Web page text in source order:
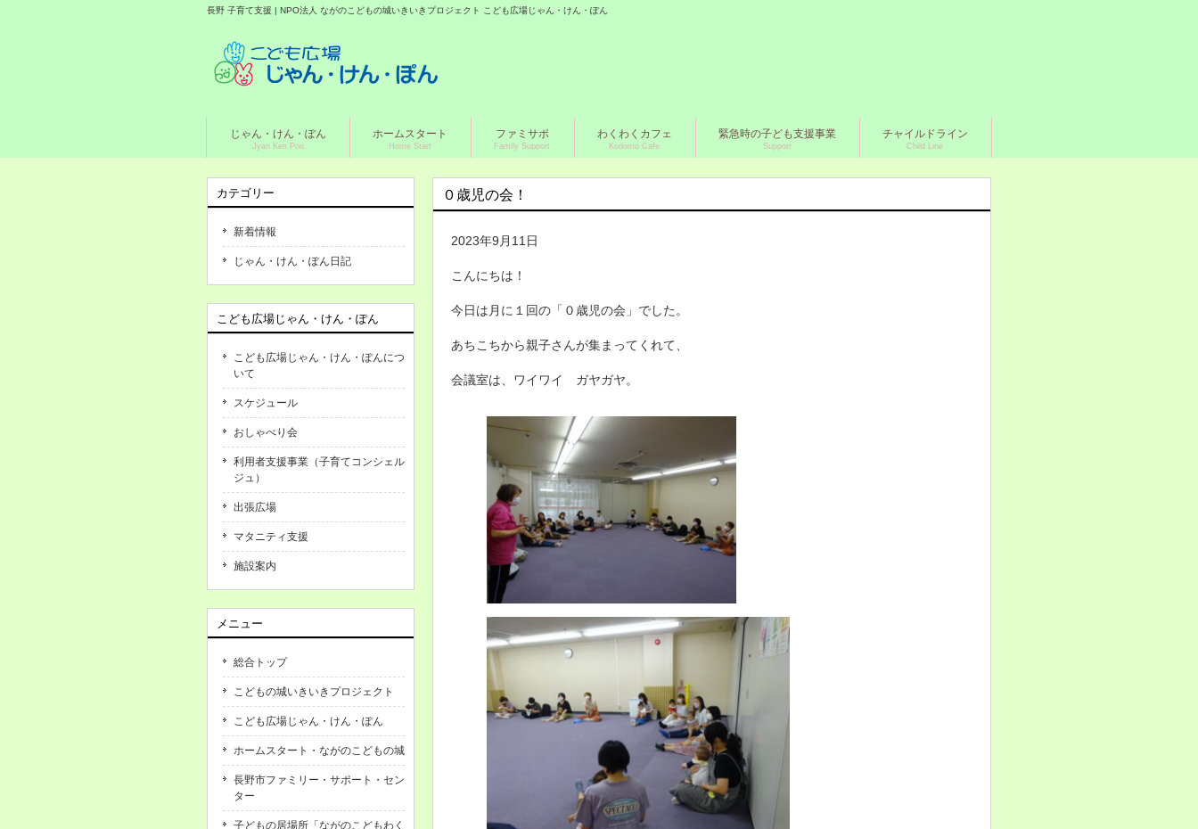
長野 子育て支援 | NPO法人 ながのこどもの城いきいきプロジェクト こども広場じゃん・けん・ぽん
じゃん・けん・ぽん
Jyan Ken Pon
ホームスタート
Home Start
ファミサポ
Family Support
わくわくカフェ
Kodomo Cafe
緊急時の子ども支援事業
Support
チャイルドライン
Child Line
０歳児の会！
2023年9月11日
こんにちは！
今日は月に１回の「０歳児の会」でした。
あちこちから親子さんが集まってくれて、
会議室は、ワイワイ ガヤガヤ。
カテゴリー
新着情報
じゃん・けん・ぽん日記
こども広場じゃん・けん・ぽん
こども広場じゃん・けん・ぽんにつ
いて
スケジュール
おしゃべり会
利用者支援事業（子育てコンシェル
ジュ）
出張広場
マタニティ支援
施設案内
メニュー
総合トップ
こどもの城いきいきプロジェクト
こども広場じゃん・けん・ぽん
ホームスタート・ながのこどもの城
長野市ファミリー・サポート・セン
ター
子どもの居場所「ながのこどもわく